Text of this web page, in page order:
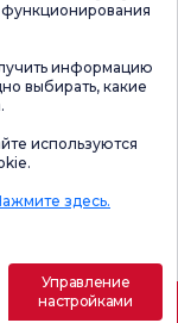
результат
информацию
выбирать, какие
используются
здесь.
Управление
настройками